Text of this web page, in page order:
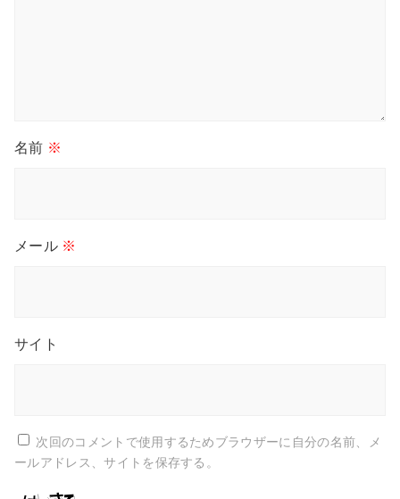
名前 ※
メール ※
サイト
次回のコメントで使用するためブラウザーに自分の名前、メ
ールアドレス、サイトを保存する。